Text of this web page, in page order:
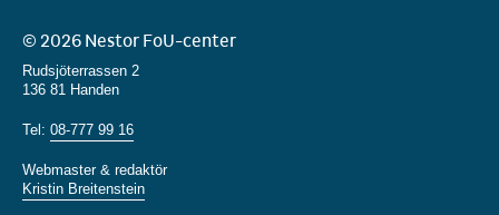
© 2026 Nestor FoU-center
Rudsjöterrassen 2
136 81 Handen
Tel: 08-777 99 16
Webmaster & redaktör
Kristin Breitenstein